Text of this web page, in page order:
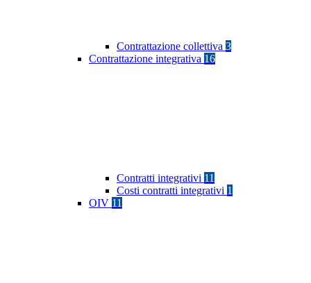
Contrattazione collettiva 3
Contrattazione integrativa 16
Contratti integrativi 11
Costi contratti integrativi 1
OIV 11